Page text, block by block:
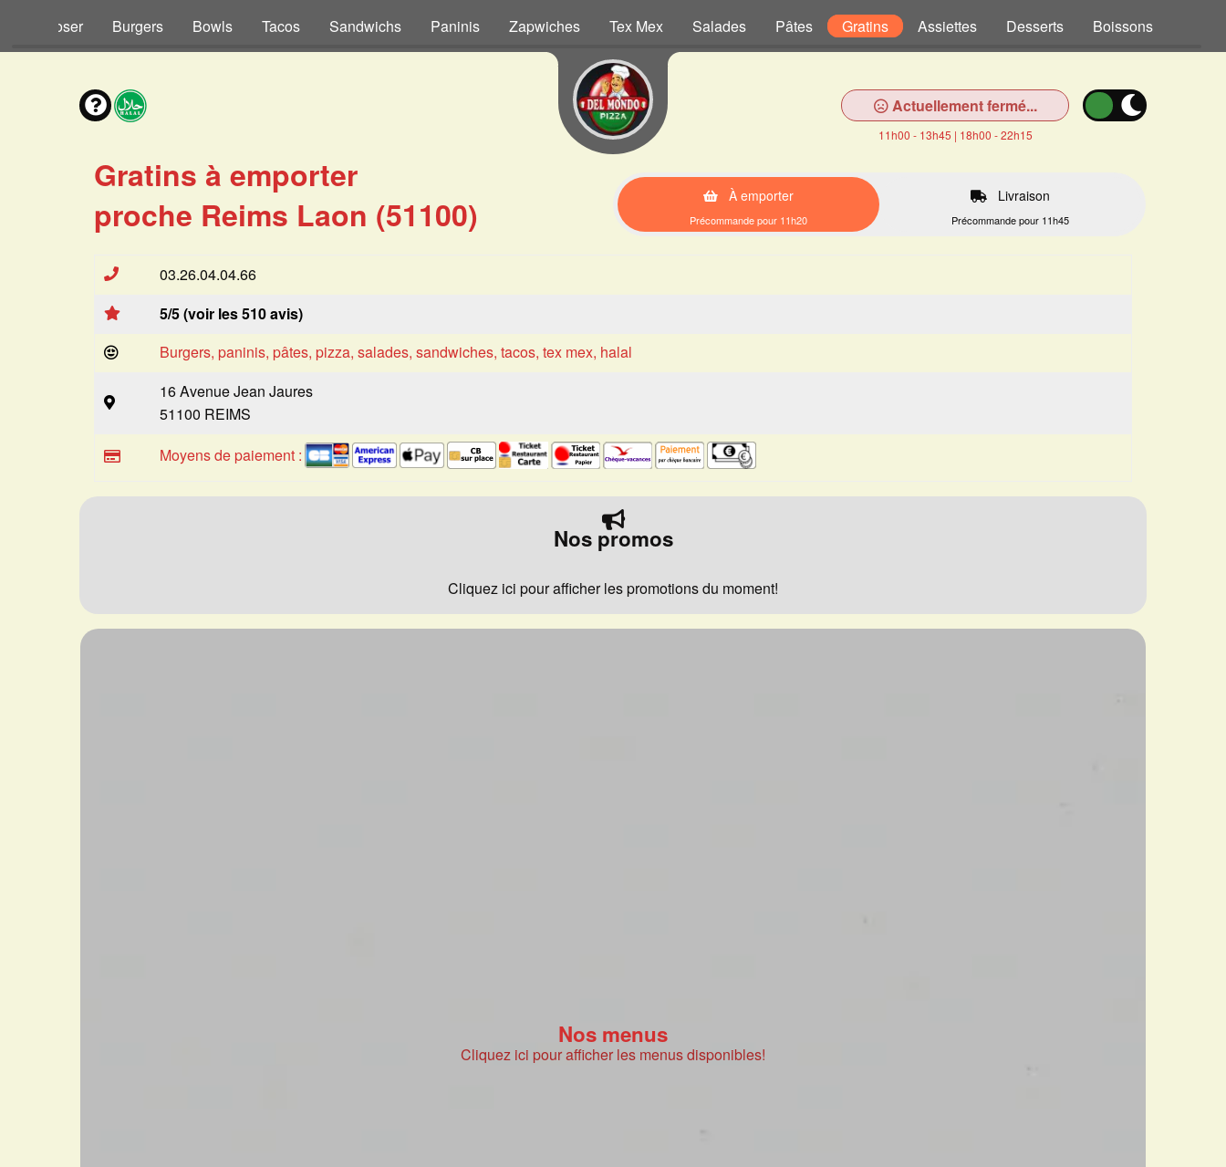
Composer Burgers Bowls Tacos Sandwichs Paninis Zapwiches Tex Mex Salades Pâtes Gratins Assiettes Desserts Boissons
Actuellement fermé...
11h00 - 13h45 | 18h00 - 22h15
Gratins à emporter
proche Reims Laon (51100)
À emporter
Précommande pour 11h20
Livraison
Précommande pour 11h45
03.26.04.04.66
5/5 (voir les 510 avis)
Burgers, paninis, pâtes, pizza, salades, sandwiches, tacos, tex mex, halal
16 Avenue Jean Jaures
51100 REIMS
Moyens de paiement :
Nos promos
Cliquez ici pour afficher les promotions du moment!
Nos menus
Cliquez ici pour afficher les menus disponibles!